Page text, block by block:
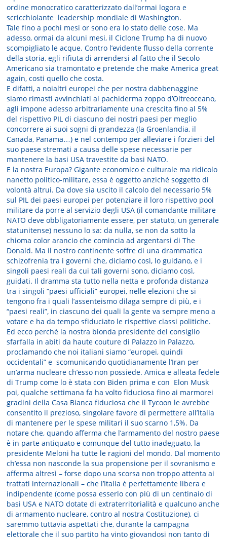
ordine monocratico caratterizzato dall’ormai logora e
scricchiolante leadership mondiale di Washington.
Tale fino a pochi mesi or sono era lo stato delle cose. Ma
adesso, ormai da alcuni mesi, il Ciclone Trump ha di nuovo
scompigliato le acque. Contro l’evidente flusso della corrente
della storia, egli rifiuta di arrendersi al fatto che il Secolo
Americano sia tramontato e pretende che make America great
again, costi quello che costa.
E difatti, a noialtri europei che per nostra dabbenaggine
siamo rimasti avvinchiati al pachiderma zoppo d’Oltreoceano,
agli impone adesso arbitrariamente una crescita fino al 5%
del rispettivo PIL di ciascuno dei nostri paesi per meglio
concorrere ai suoi sogni di grandezza (la Groenlandia, il
Canada, Panama…) e nel contempo per alleviare i forzieri del
suo paese stremati a causa delle spese necessarie per
mantenere la basi USA travestite da basi NATO.
E la nostra Europa? Gigante economico e culturale ma ridicolo
nanetto politico-militare, essa è oggetto anziché soggetto di
volontà altrui. Da dove sia uscito il calcolo del necessario 5%
sul PIL dei paesi europei per potenziare il loro rispettivo pool
militare da porre al servizio degli USA (il comandante militare
NATO deve obbligatoriamente essere, per statuto, un generale
statunitense) nessuno lo sa: da nulla, se non da sotto la
chioma color arancio che comincia ad argentarsi di The
Donald. Ma il nostro continente soffre di una drammatica
schizofrenia tra i governi che, diciamo così, lo guidano, e i
singoli paesi reali da cui tali governi sono, diciamo così,
guidati. Il dramma sta tutto nella netta e profonda distanza
tra i singoli “paesi ufficiali” europei, nelle elezioni che si
tengono fra i quali l’assenteismo dilaga sempre di più, e i
“paesi reali”, in ciascuno dei quali la gente va sempre meno a
votare e ha da tempo sfiduciato le rispettive classi politiche.
Ed ecco perché la nostra bionda presidente del consiglio
sfarfalla in abiti da haute couture di Palazzo in Palazzo,
proclamando che noi italiani siamo “europei, quindi
occidentali” e scomunicando quotidianamente l’Iran per
un’arma nucleare ch’esso non possiede. Amica e alleata fedele
di Trump come lo è stata con Biden prima e con Elon Musk
poi, qualche settimana fa ha volto fiduciosa fino ai marmorei
gradini della Casa Bianca fiduciosa che il Tycoon le avrebbe
consentito il prezioso, singolare favore di permettere all’Italia
di mantenere per le spese militari il suo scarno 1,5%. Da
notare che, quando afferma che l’armamento del nostro paese
è in parte antiquato e comunque del tutto inadeguato, la
presidente Meloni ha tutte le ragioni del mondo. Dal momento
ch’essa non nasconde la sua propensione per il sovranismo e
afferma altresì – forse dopo una scorsa non troppo attenta ai
trattati internazionali – che l’Italia è perfettamente libera e
indipendente (come possa esserlo con più di un centinaio di
basi USA e NATO dotate di extraterritorialità e qualcuno anche
di armamento nucleare, contro al nostra Costituzione), ci
saremmo tuttavia aspettati che, durante la campagna
elettorale che il suo partito ha vinto giovandosi non tanto di